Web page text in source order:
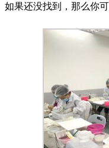
如果还没找到，那么你可